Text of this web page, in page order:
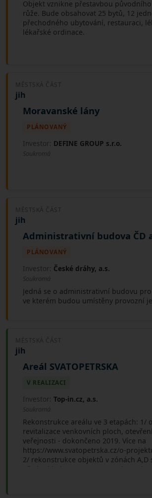
Objekt vznikne přestavbou
růže. Bude obsahovat 25 bytů, 12
přechodného ubytování, restauraci,
lékařské ordinace.
MĚSTSKÁ ČÁST
jih
Moravanské lány
PLÁNOVANÝ
Investor: DEFINE GROUP s.r.o.
Soukromá
MĚSTSKÁ ČÁST
jih
Administrativní budova ČD
PLÁNOVANÝ
Investor: České dráhy, a.s.
Soukromá
Jedná se o administrativní budovu pro
ve kterém budou umístěny provozní
MĚSTSKÁ ČÁST
jih
Areál SVATOPETRSKA
V REALIZACI
Investor: Top-in.cz, a.s.
Soukromá
Rekonstrukce areálu ve 3 etapách: 1/
revitalizace venkovních ploch,
veřejnosti - dokončeno 2019. Více na
https://www.svatopetrska.cz/o-
2/ rekonstrukce objektů v zónách A,D
předpokladem 2023-2026 3/ dostavba
https://www.adapterraawards.cz/